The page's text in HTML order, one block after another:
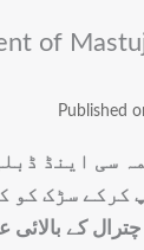
of
Published
سی اینڈ
کرکے سڑک کو
کے